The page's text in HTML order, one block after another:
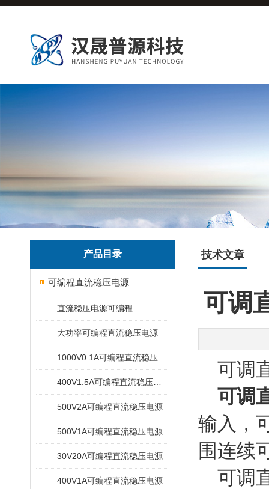
产品目录
可编程直流稳压电源
直流稳压电源可编程
大功率可编程直流稳压电源
500V2A可编程直流稳压电源
500V1A可编程直流稳压电源
30V20A可编程直流稳压电源
400V1A可编程直流稳压电源
技术文章
可调
可调
可调
输入，
围连续
可调